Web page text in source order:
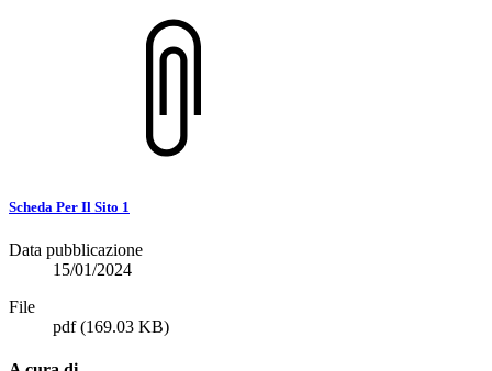
Scheda Per Il Sito 1
Data pubblicazione
15/01/2024
File
pdf(169.03 KB)